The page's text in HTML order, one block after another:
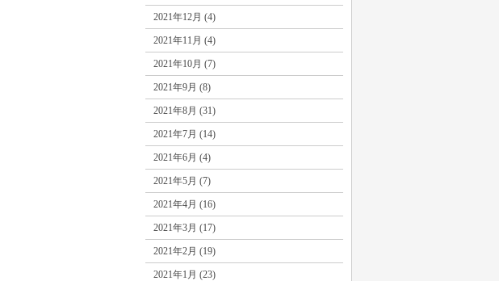
2021年12月 (4)
2021年11月 (4)
2021年10月 (7)
2021年9月 (8)
2021年8月 (31)
2021年7月 (14)
2021年6月 (4)
2021年5月 (7)
2021年4月 (16)
2021年3月 (17)
2021年2月 (19)
2021年1月 (23)